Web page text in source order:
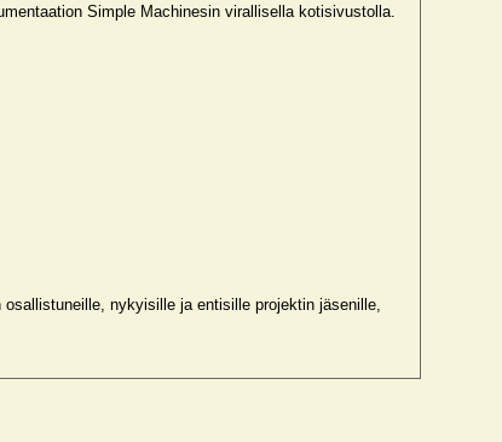
Simple Machinesin virallisella kotisivustolla.
nykyisille ja entisille projektin jäsenille,